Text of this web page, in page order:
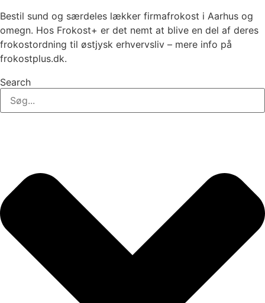
Bestil sund og særdeles lækker firmafrokost i Aarhus og
omegn. Hos Frokost+ er det nemt at blive en del af deres
frokostordning til østjysk erhvervsliv – mere info på
frokostplus.dk.
Search